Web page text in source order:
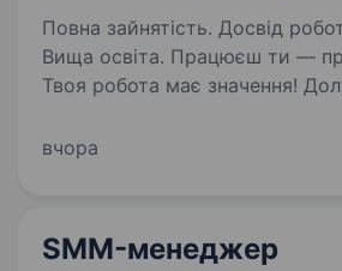
Повна зайнятість. Досвід
Вища освіта. Працюєш ти — працює країна.
Твоя робота має значення!
нашої країни разом! Шукаємо
вчора
SMM-менеджер